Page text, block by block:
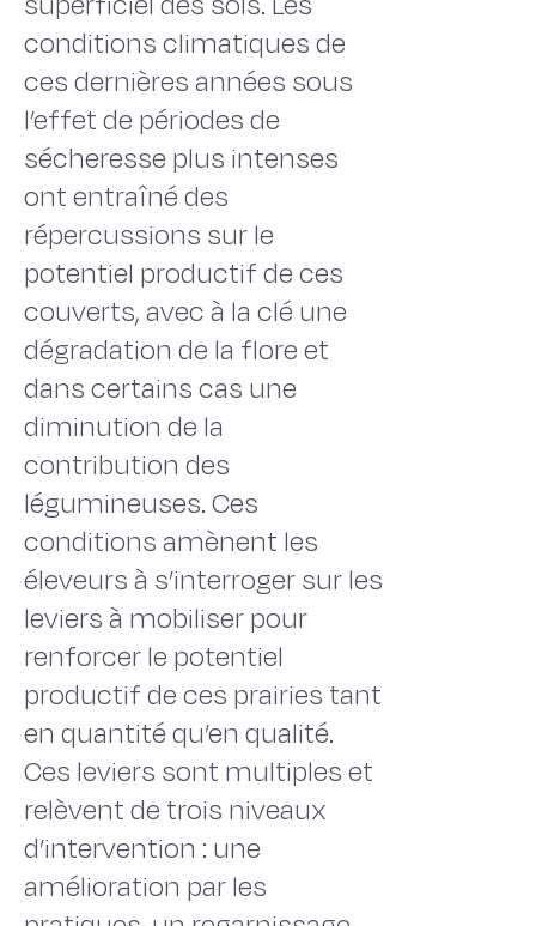
conditions climatiques de
ces dernières années sous
l’effet de périodes de
sécheresse plus intenses
ont entraîné des
répercussions sur le
potentiel productif de ces
couverts, avec à la clé une
dégradation de la flore et
dans certains cas une
diminution de la
contribution des
légumineuses. Ces
conditions amènent les
éleveurs à s’interroger sur les
leviers à mobiliser pour
renforcer le potentiel
productif de ces prairies tant
en quantité qu’en qualité.
Ces leviers sont multiples et
relèvent de trois niveaux
d’intervention : une
amélioration par les